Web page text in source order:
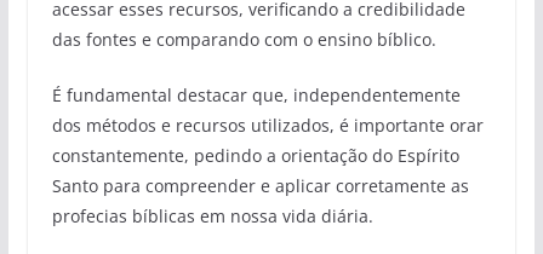
acessar esses recursos, verificando a credibilidade
das fontes e comparando com o ensino bíblico.
É fundamental destacar que, independentemente
dos métodos e recursos utilizados, é importante orar
constantemente, pedindo a orientação do Espírito
Santo para compreender e aplicar corretamente as
profecias bíblicas em nossa vida diária.